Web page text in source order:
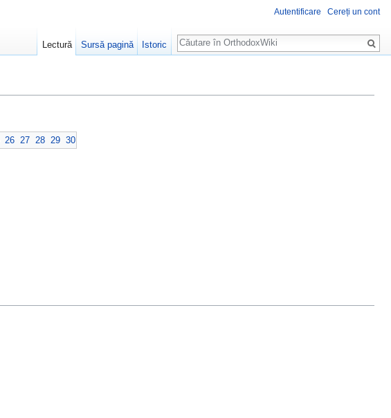
26 27 28 29 30
Autentificare Cereți un cont
Lectură Sursă pagină Istoric
Căutare